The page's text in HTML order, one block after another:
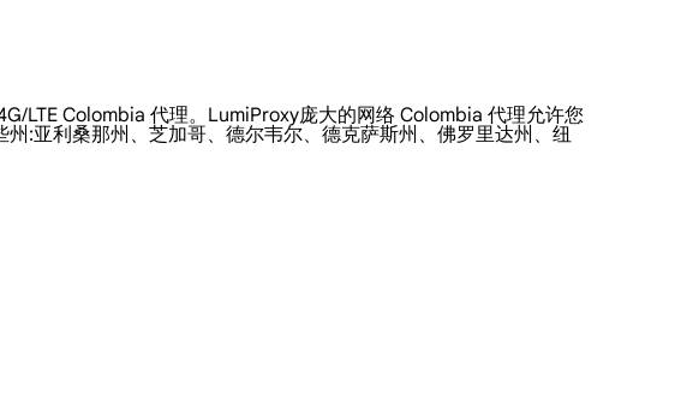
LTE Colombia 代理。LumiProxy庞大的网络 Colombia 代理允许您
:亚利桑那州、芝加哥、德尔韦尔、德克萨斯州、佛罗里达州、纽